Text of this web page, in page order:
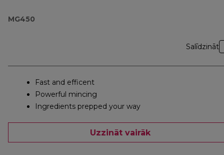
MG450
Salīdzināt
Fast and efficent
Powerful mincing
Ingredients prepped your way
Uzzināt vairāk